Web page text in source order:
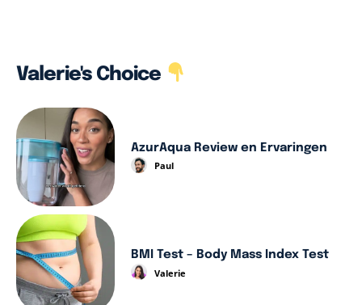
Valerie's Choice
AzurAqua Review en Ervaringen
Paul
BMI Test – Body Mass Index Test
Valerie